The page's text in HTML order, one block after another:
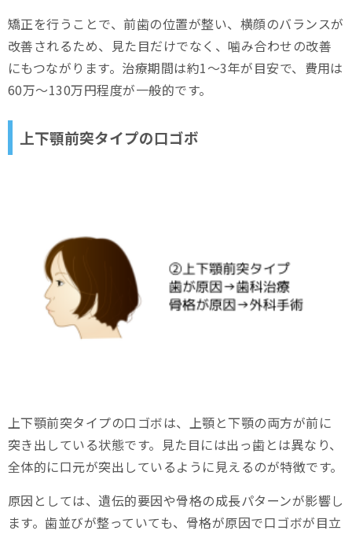
矯正を行うことで、前歯の位置が整い、横顔のバランスが
改善されるため、見た目だけでなく、噛み合わせの改善
にもつながります。治療期間は約1～3年が目安で、費用は
60万～130万円程度が一般的です。
上下顎前突タイプの口ゴボ
上下顎前突タイプの口ゴボは、上顎と下顎の両方が前に
突き出している状態です。見た目には出っ歯とは異なり、
全体的に口元が突出しているように見えるのが特徴です。
原因としては、遺伝的要因や骨格の成長パターンが影響し
ます。歯並びが整っていても、骨格が原因で口ゴボが目立